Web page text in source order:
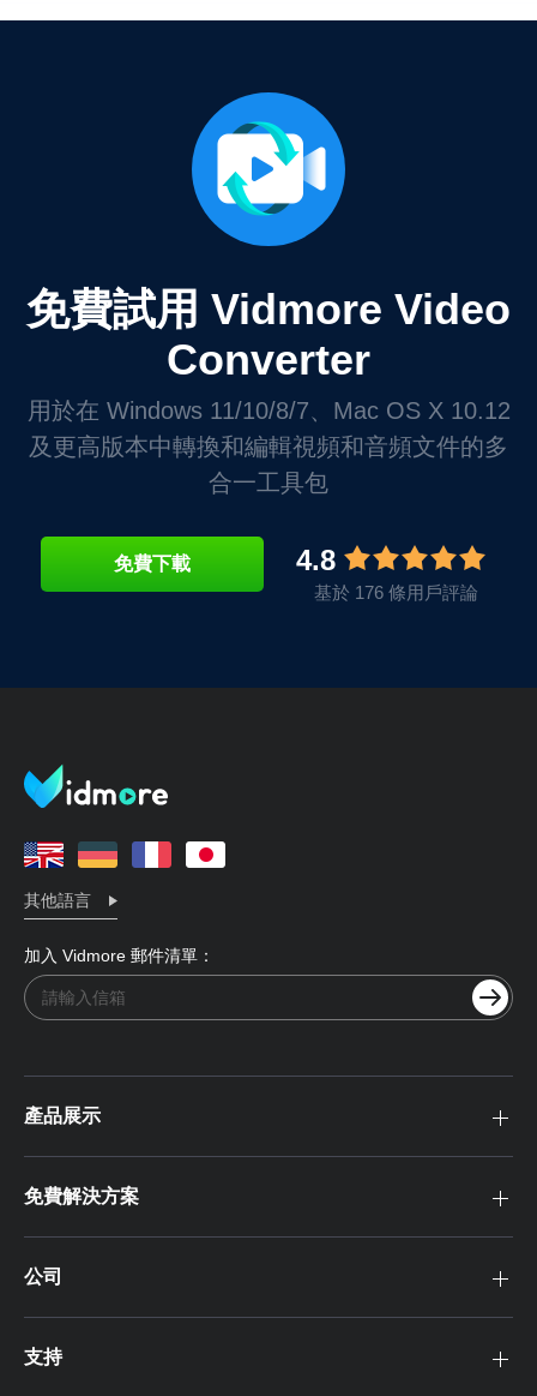
免費試用 Vidmore Video
Converter
用於在 Windows 11/10/8/7、Mac OS X 10.12
及更高版本中轉換和編輯視頻和音頻文件的多
合一工具包
免費下載 4.8
基於 176 條用戶評論
其他語言
加入 Vidmore 郵件清單：
產品展示
免費解決方案
公司
支持